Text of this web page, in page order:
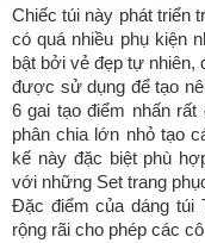
Chiếc túi này phát triển
có quá nhiều phụ kiện
bật bởi vẻ đẹp tự nhiên,
được sử dụng để tạo
6 gai tạo điểm nhấn
phân chia lớn nhỏ tạo
kế này đặc biệt phù
với những Set trang
Đặc điểm của dáng túi
rộng rãi cho phép các